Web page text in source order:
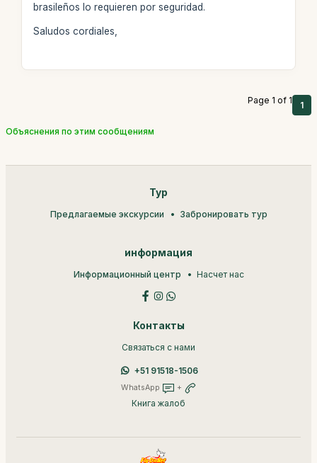
brasileños lo requieren por seguridad.
Saludos cordiales,
Page 1 of 1 1
Объяснения по этим сообщениям
Тур
Предлагаемые экскурсии Забронировать тур
информация
Информационный центр Насчет нас
Контакты
Связаться с нами
+51 91518-1506
WhatsApp +
Книга жалоб